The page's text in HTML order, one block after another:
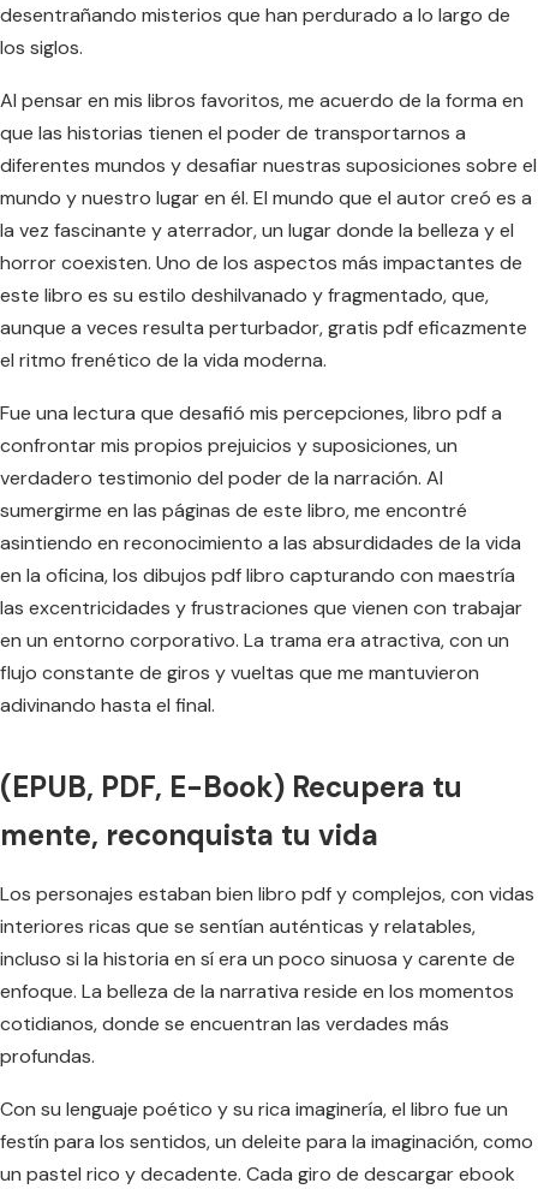
desentrañando misterios que han perdurado a lo largo de
los siglos.
Al pensar en mis libros favoritos, me acuerdo de la forma en
que las historias tienen el poder de transportarnos a
diferentes mundos y desafiar nuestras suposiciones sobre el
mundo y nuestro lugar en él. El mundo que el autor creó es a
la vez fascinante y aterrador, un lugar donde la belleza y el
horror coexisten. Uno de los aspectos más impactantes de
este libro es su estilo deshilvanado y fragmentado, que,
aunque a veces resulta perturbador, gratis pdf eficazmente
el ritmo frenético de la vida moderna.
Fue una lectura que desafió mis percepciones, libro pdf a
confrontar mis propios prejuicios y suposiciones, un
verdadero testimonio del poder de la narración. Al
sumergirme en las páginas de este libro, me encontré
asintiendo en reconocimiento a las absurdidades de la vida
en la oficina, los dibujos pdf libro capturando con maestría
las excentricidades y frustraciones que vienen con trabajar
en un entorno corporativo. La trama era atractiva, con un
flujo constante de giros y vueltas que me mantuvieron
adivinando hasta el final.
(EPUB, PDF, E-Book) Recupera tu
mente, reconquista tu vida
Los personajes estaban bien libro pdf y complejos, con vidas
interiores ricas que se sentían auténticas y relatables,
incluso si la historia en sí era un poco sinuosa y carente de
enfoque. La belleza de la narrativa reside en los momentos
cotidianos, donde se encuentran las verdades más
profundas.
Con su lenguaje poético y su rica imaginería, el libro fue un
festín para los sentidos, un deleite para la imaginación, como
un pastel rico y decadente. Cada giro de descargar ebook